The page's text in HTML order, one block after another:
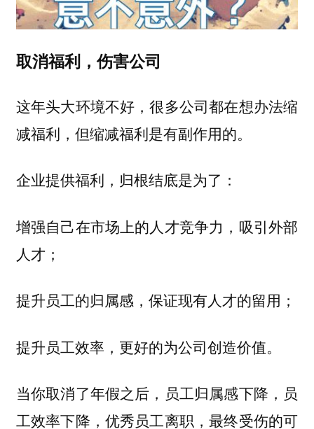
取消福利，伤害公司
这年头大环境不好，很多公司都在想办法缩
减福利，但缩减福利是有副作用的。
企业提供福利，归根结底是为了：
增强自己在市场上的人才竞争力，吸引外部
人才；
提升员工的归属感，保证现有人才的留用；
提升员工效率，更好的为公司创造价值。
当你取消了年假之后，员工归属感下降，员
工效率下降，优秀员工离职，最终受伤的可